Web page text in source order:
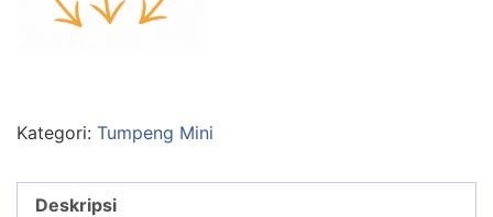
Kategori: Tumpeng Mini
Deskripsi